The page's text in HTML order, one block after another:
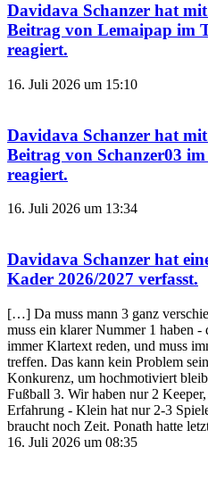
Davidava Schanzer hat mit
Beitrag von Lemaipap im
reagiert.
16. Juli 2026 um 15:10
Davidava Schanzer hat mit
Beitrag von Schanzer03 im
reagiert.
16. Juli 2026 um 13:34
Davidava Schanzer hat
Kader 2026/2027 verfasst.
[…] Da muss mann 3 ganz
muss ein klarer Nummer 1 haben -
immer Klartext reden, und muss
treffen. Das kann kein Problem
Konkurenz, um hochmotiviert
Fußball 3. Wir haben nur 2
Erfahrung - Klein hat nur 2-3
braucht noch Zeit. Ponath hatte
16. Juli 2026 um 08:35